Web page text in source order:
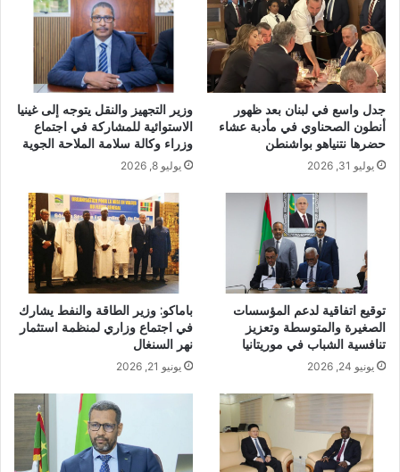
جدل واسع في لبنان بعد ظهور
أنطون الصحناوي في مأدبة عشاء
حضرها نتنياهو بواشنطن
يوليو 31, 2026
وزير التجهيز والنقل يتوجه إلى غينيا
الاستوائية للمشاركة في اجتماع
وزراء وكالة سلامة الملاحة الجوية
يوليو 8, 2026
توقيع اتفاقية لدعم المؤسسات
الصغيرة والمتوسطة وتعزيز
تنافسية الشباب في موريتانيا
يونيو 24, 2026
باماكو: وزير الطاقة والنفط يشارك
في اجتماع وزاري لمنظمة استثمار
نهر السنغال
يونيو 21, 2026